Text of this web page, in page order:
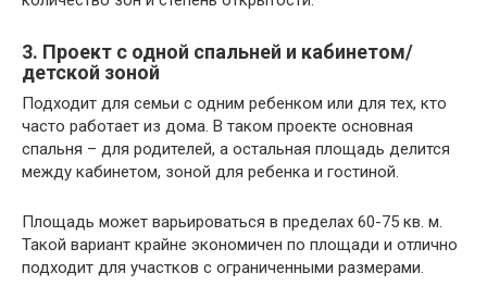
3. Проект с одной спальней и кабинетом/
детской зоной
Подходит для семьи с одним ребенком или для тех, кто
часто работает из дома. В таком проекте основная
спальня – для родителей, а остальная площадь делится
между кабинетом, зоной для ребенка и гостиной.
Площадь может варьироваться в пределах 60-75 кв. м.
Такой вариант крайне экономичен по площади и отлично
подходит для участков с ограниченными размерами.